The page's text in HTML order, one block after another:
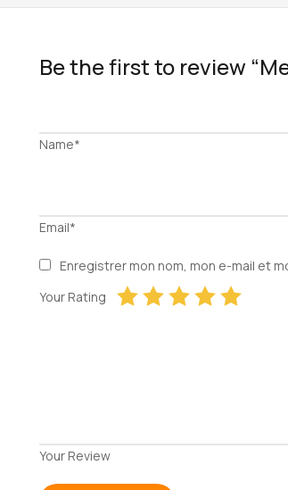
Be the first to review
Name*
Email*
Enregistrer mon nom, mon e-mail et
Your Rating
Your Review